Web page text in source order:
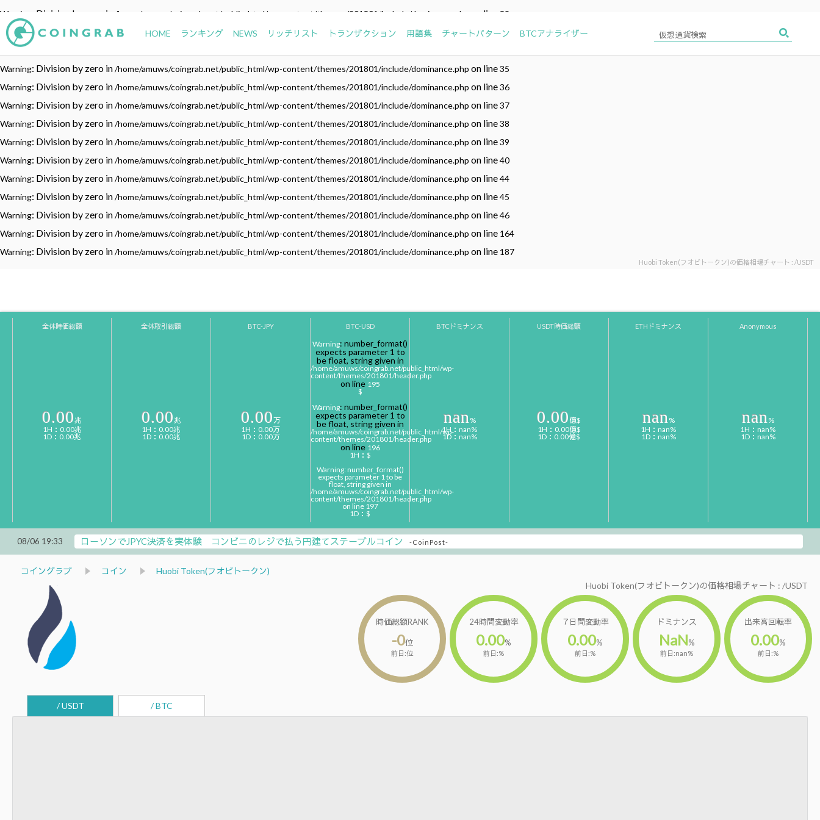
Warning : Division by zero in /home/amuws/coingrab.net/public_html/wp-content/themes/201801/include/dominance.php on line 32
Warning: Division by zero in /home/amuws/coingrab.net/public_html/wp-content/themes/201801/include/dominance.php on line33
Warning
Warning: Division by zero in/home/amuws/coingrab.net/public_html/wp-content/themes/201801/include/dominance.php on line35
Warning: Division by zero in/home/amuws/coingrab.net/public_html/wp-content/themes/201801/include/dominance.php on line36
Warning: Division by zero in/home/amuws/coingrab.net/public_html/wp-content/themes/201801/include/dominance.php on line37
Warning: Division by zero in/home/amuws/coingrab.net/public_html/wp-content/themes/201801/include/dominance.php on line38
Warning: Division by zero in/home/amuws/coingrab.net/public_html/wp-content/themes/201801/include/dominance.php on line39
Warning: Division by zero in/home/amuws/coingrab.net/public_html/wp-content/themes/201801/include/dominance.php on line40
Warning: Division by zero in/home/amuws/coingrab.net/public_html/wp-content/themes/201801/include/dominance.php on line44
Warning: Division by zero in/home/amuws/coingrab.net/public_html/wp-content/themes/201801/include/dominance.php on line45
Warning: Division by zero in/home/amuws/coingrab.net/public_html/wp-content/themes/201801/include/dominance.php on line46
Warning: Division by zero in/home/amuws/coingrab.net/public_html/wp-content/themes/201801/include/dominance.php on line 164
Warning: Division by zero in/home/amuws/coingrab.net/public_html/wp-content/themes/201801/include/dominance.php on line 187
Huobi Token(フオビトークン)の価格相場チャート : /USDT
HOME ランキング NEWS リッチリスト トランザクション 用語集 チャートパターン BTCアナライザー
全体時価総額 全体取引総額 BTC-JPY BTC-USD BTCドミナンス USDT時価総額 ETHドミナンス Anonymous
0.00兆
1H：0.00兆
1D：0.00兆
0.00兆
1H：0.00兆
1D：0.00兆
0.00万
1H：0.00万
1D：0.00万
Warning: number_format()
expects parameter 1 to
be float, string given in
/home/amuws/coingrab.net/public_html/wp-
content/themes/201801/header.php
on line 195
$
Warning: number_format()
expects parameter 1 to
be float, string given in
/home/amuws/coingrab.net/public_html/wp-
content/themes/201801/header.php
on line 196
1H：$
Warning: number_format()
expects parameter 1 to be
float, string given in
/home/amuws/coingrab.net/public_html/wp-
content/themes/201801/header.php
on line 197
1D：$
nan %
1H：nan%
1D：nan%
0.00 億$
1H：0.00億$
1D：0.00億$
nan %
1H：nan%
1D：nan%
nan %
1H：nan%
1D：nan%
08/06 19:33 ローソンでJPYC決済を実体験 コンビニのレジで払う円建てステーブルコイン -CoinPost-
コイングラブ コイン
Huobi Token(フオビトークン)
Huobi Token(フオビトークン)の価格相場チャート : /USDT
時価総額RANK
-0位
前日:位
24時間変動率
0.00%
前日:%
７日間変動率
0.00%
前日:%
ドミナンス
NaN%
前日:nan%
出来高回転率
0.00%
前日:%
/ USDT / BTC